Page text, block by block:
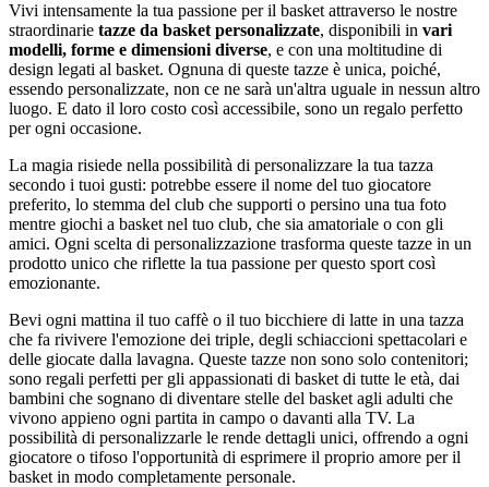
Vivi intensamente la tua passione per il basket attraverso le nostre
straordinarie tazze da basket personalizzate, disponibili in vari
modelli, forme e dimensioni diverse, e con una moltitudine di
design legati al basket. Ognuna di queste tazze è unica, poiché,
essendo personalizzate, non ce ne sarà un'altra uguale in nessun altro
luogo. E dato il loro costo così accessibile, sono un regalo perfetto
per ogni occasione.
La magia risiede nella possibilità di personalizzare la tua tazza
secondo i tuoi gusti: potrebbe essere il nome del tuo giocatore
preferito, lo stemma del club che supporti o persino una tua foto
mentre giochi a basket nel tuo club, che sia amatoriale o con gli
amici. Ogni scelta di personalizzazione trasforma queste tazze in un
prodotto unico che riflette la tua passione per questo sport così
emozionante.
Bevi ogni mattina il tuo caffè o il tuo bicchiere di latte in una tazza
che fa rivivere l'emozione dei triple, degli schiaccioni spettacolari e
delle giocate dalla lavagna. Queste tazze non sono solo contenitori;
sono regali perfetti per gli appassionati di basket di tutte le età, dai
bambini che sognano di diventare stelle del basket agli adulti che
vivono appieno ogni partita in campo o davanti alla TV. La
possibilità di personalizzarle le rende dettagli unici, offrendo a ogni
giocatore o tifoso l'opportunità di esprimere il proprio amore per il
basket in modo completamente personale.